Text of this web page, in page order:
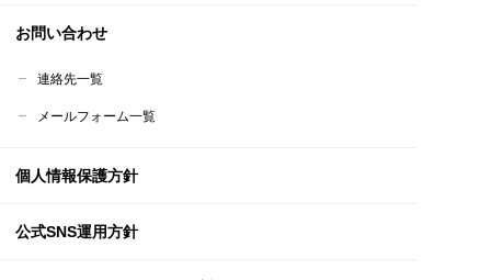
お問い合わせ
連絡先一覧
メールフォーム一覧
個人情報保護方針
公式SNS運用方針